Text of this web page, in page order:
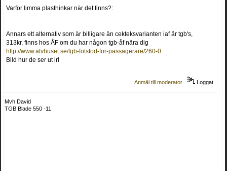
Varför limma plasthinkar när det finns?:
Annars ett alternativ som är billigare än cekteksvarianten iaf är tgb's,
313kr, finns hos ÅF om du har någon tgb-åf nära dig
http://www.atvhuset.se/tgb-fotstod-for-passagerare/260-0
Bild hur de ser ut irl
Anmäl till moderator Loggat
Mvh David
TGB Blade 550 -11